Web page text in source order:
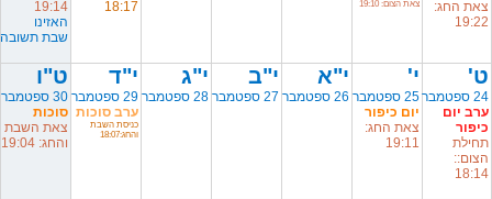
צאת החג:
19:22
צאת הצום: 19:10
18:17
19:14
האזינו
שבת תשובה
ט'
24 ספטמבר
ערב יום
כיפור
תחילת
הצום::
18:14
י'
25 ספטמבר
יום כיפור
צאת החג:
19:11
י"א
26 ספטמבר
י"ב
27 ספטמבר
י"ג
28 ספטמבר
י"ד
29 ספטמבר
ערב סוכות
כניסת השבת
והחג:18:07
ט"ו
30 ספטמבר
סוכות
צאת השבת
והחג: 19:04